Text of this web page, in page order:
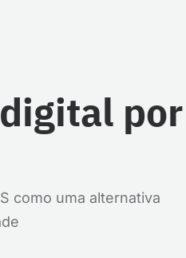
por
como uma alternativa